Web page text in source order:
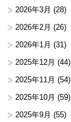
2026年3月 (28)
2026年2月 (26)
2026年1月 (31)
2025年12月 (44)
2025年11月 (54)
2025年10月 (59)
2025年9月 (55)